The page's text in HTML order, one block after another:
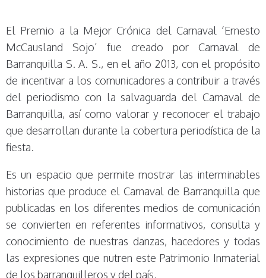
El Premio a la Mejor Crónica del Carnaval ‘Ernesto
McCausland Sojo’ fue creado por Carnaval de
Barranquilla S. A. S., en el año 2013, con el propósito
de incentivar a los comunicadores a contribuir a través
del periodismo con la salvaguarda del Carnaval de
Barranquilla, así como valorar y reconocer el trabajo
que desarrollan durante la cobertura periodística de la
fiesta.
Es un espacio que permite mostrar las interminables
historias que produce el Carnaval de Barranquilla que
publicadas en los diferentes medios de comunicación
se convierten en referentes informativos, consulta y
conocimiento de nuestras danzas, hacedores y todas
las expresiones que nutren este Patrimonio Inmaterial
de los barranquilleros y del país.